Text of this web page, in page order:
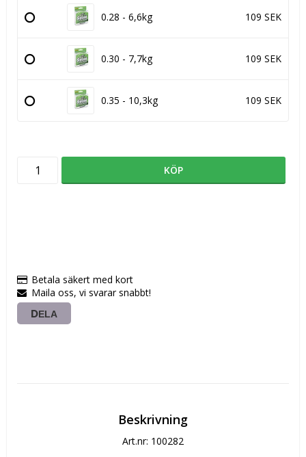
0.28 - 6,6kg 109 SEK
0.30 - 7,7kg 109 SEK
0.35 - 10,3kg 109 SEK
KÖP
Betala säkert med kort
Maila oss, vi svarar snabbt!
DELA
Beskrivning
Art.nr: 100282